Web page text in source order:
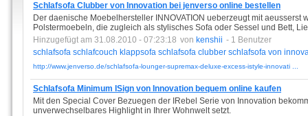
Schlafsofa Clubber von Innovation bei jenverso online bestellen
Der daenische Moebelhersteller INNOVATION ueberzeugt mit
Polstermoebeln, die zugleich als stylisches Sofa oder Sessel und Bett,
Hinzugefügt am 31.08.2010 - 07:23:18 von kenshii - 1 Benutzer
schlafsofa schlafcouch klappsofa schlafsofa clubber schlafsofa von
http://www.jenverso.de/schlafsofa-lounger-supremax-deluxe-excess-istyle-innovati ...
Schlafsofa Minimum ISign von Innovation bequem online kaufen
Mit den Special Cover Bezuegen der IRebel Serie von Innovation
unverwechselbares Highlight in Ihrer Wohnwelt setzt.